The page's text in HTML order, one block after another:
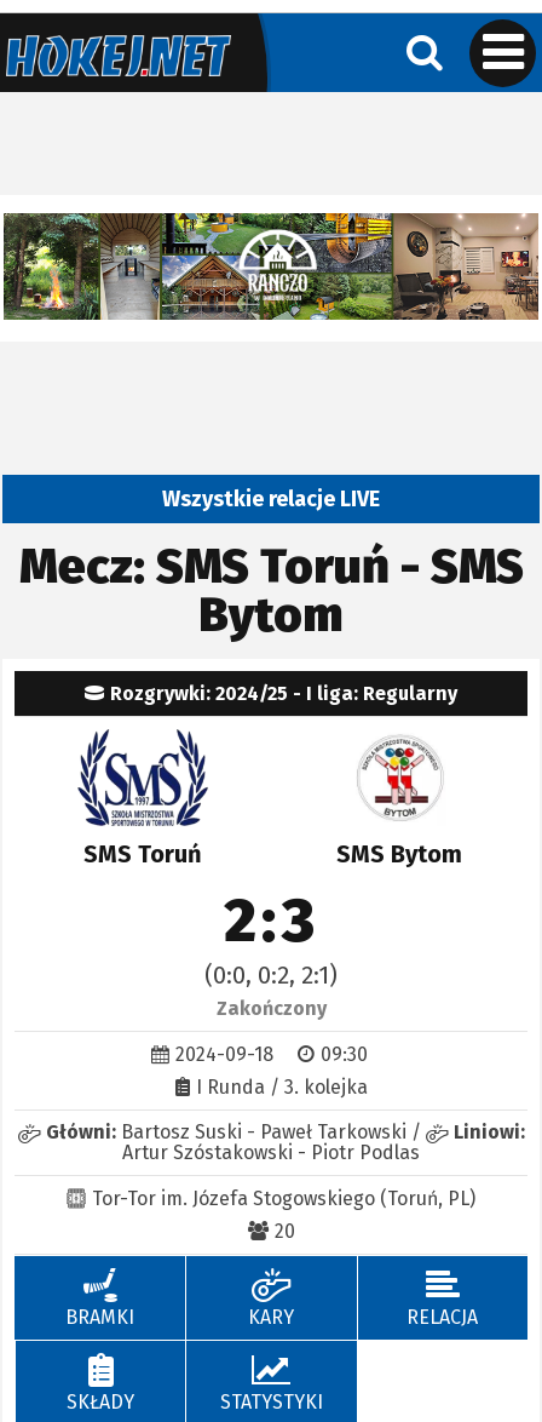
Wszystkie relacje LIVE
Mecz: SMS Toruń - SMS
Bytom
Rozgrywki: 2024/25 - I liga: Regularny
SMS Toruń
2:3
(0:0, 0:2, 2:1)
Zakończony
SMS Bytom
2024-09-18
09:30
I Runda / 3. kolejka
Główni: Bartosz Suski - Paweł Tarkowski /
Liniowi:
Artur Szóstakowski - Piotr Podlas
Tor-Tor im. Józefa Stogowskiego (Toruń, PL)
20
BRAMKI KARY RELACJA
SKŁADY STATYSTYKI